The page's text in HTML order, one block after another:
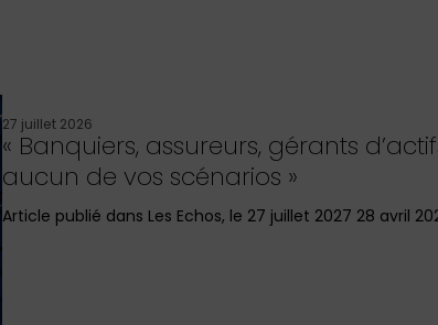
27 juillet 2026
« Banquiers, assureurs, gérants
aucun de vos scénarios »
Article publié dans Les Echos, le 27 juillet 2027 28 avril